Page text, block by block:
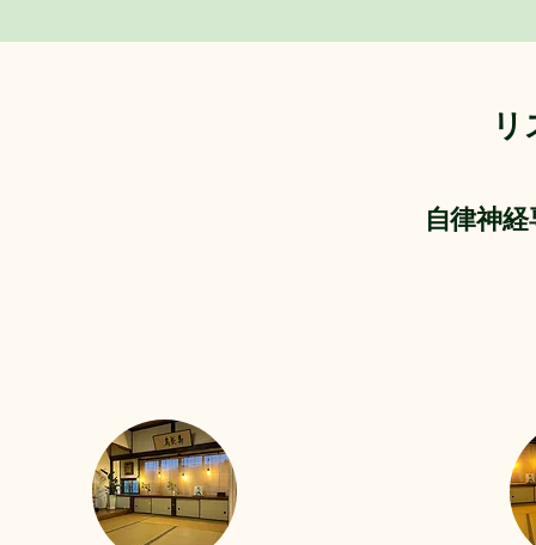
リ
自律神